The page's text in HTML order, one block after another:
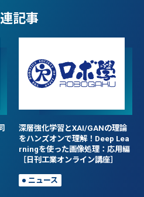
記事
深層強化学習とXAI/GANの理論
をハンズオンで理解！Deep Lea
rningを使った画像処理：応用編
［日刊工業オンライン講座］
ニュース